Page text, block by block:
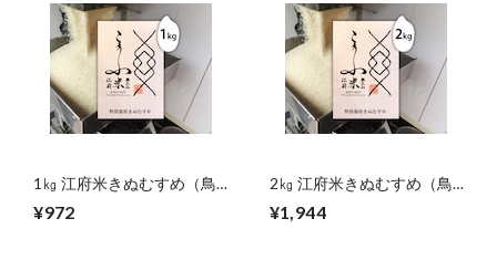
1㎏ 江府米きぬむすめ（鳥
取）
¥972
2㎏ 江府米きぬむすめ（鳥
取）
¥1,944